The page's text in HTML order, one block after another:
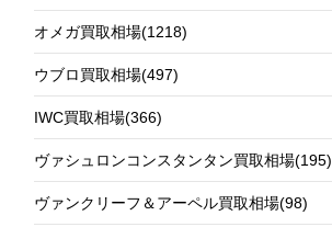
オメガ買取相場(1218)
ウブロ買取相場(497)
IWC買取相場(366)
ヴァシュロンコンスタンタン買取相場(195)
ヴァンクリーフ＆アーペル買取相場(98)